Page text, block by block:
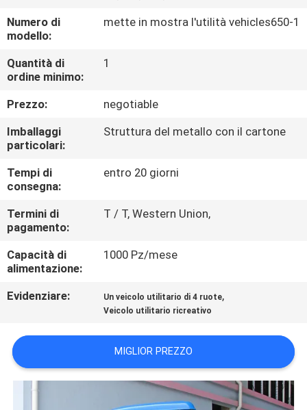
FABBRICA
CONTROLLO
DI
QUALITÀ
CONTATTICI
RICHIEDA
UNA
CITAZIONE
DEL
SITO
POLITICA
SULLA
Numero di
modello:
mette in mostra l'utilità vehicles650-1
Quantità di
ordine minimo:
1
Prezzo:
negotiable
Imballaggi
particolari:
Struttura del metallo con il cartone
Tempi di
consegna:
entro 20 giorni
Termini di
pagamento:
T / T, Western Union,
Capacità di
alimentazione:
1000 Pz/mese
Evidenziare: Un veicolo utilitario di 4 ruote,
Veicolo utilitario ricreativo
MIGLIOR PREZZO